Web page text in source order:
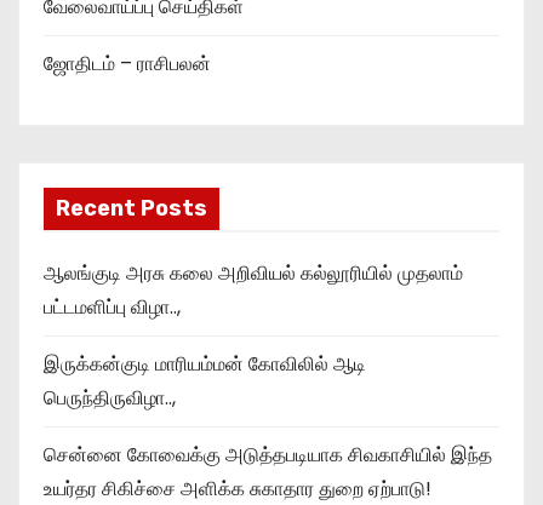
வேலைவாய்ப்பு செய்திகள்
ஜோதிடம் – ராசிபலன்
Recent Posts
ஆலங்குடி அரசு கலை அறிவியல் கல்லூரியில் முதலாம்
பட்டமளிப்பு விழா..,
இருக்கன்குடி மாரியம்மன் கோவிலில் ஆடி
பெருந்திருவிழா..,
சென்னை கோவைக்கு அடுத்தபடியாக சிவகாசியில் இந்த
உயர்தர சிகிச்சை அளிக்க சுகாதார துறை ஏற்பாடு!